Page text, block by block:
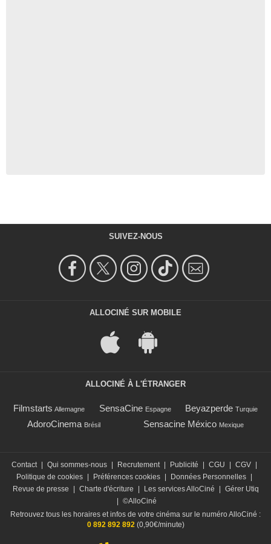
SUIVEZ-NOUS
ALLOCINÉ SUR MOBILE
ALLOCINÉ À L'ÉTRANGER
Filmstarts Allemagne SensaCine Espagne Beyazperde Turquie
AdoroCinema Brésil Sensacine México Mexique
Contact | Qui sommes-nous | Recrutement | Publicité | CGU | CGV |
Politique de cookies | Préférences cookies | Données Personnelles |
Revue de presse
| Charte d'écriture | Les services AlloCiné | Gérer Utiq
| ©AlloCiné
Retrouvez tous les horaires et infos de votre cinéma sur le numéro AlloCiné :
0 892 892 892(0,90€/minute)